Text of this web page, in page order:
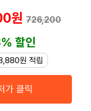
원 726,200
할인
원 적립
가 클릭